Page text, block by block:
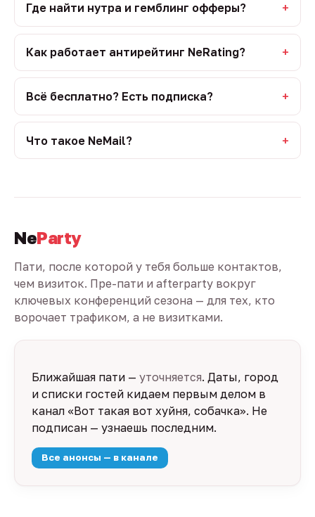
Где найти нутра и гемблинг офферы?
Как работает антирейтинг NeRating?
Всё бесплатно? Есть подписка?
Что такое NeMail?
NeParty
Пати, после которой у тебя больше контактов,
чем визиток. Пре-пати и afterparty вокруг
ключевых конференций сезона — для тех, кто
ворочает трафиком, а не визитками.
Ближайшая пати — уточняется. Даты, город
и списки гостей кидаем первым делом в
канал «Вот такая вот хуйня, собачка». Не
подписан — узнаешь последним.
Все анонсы — в канале